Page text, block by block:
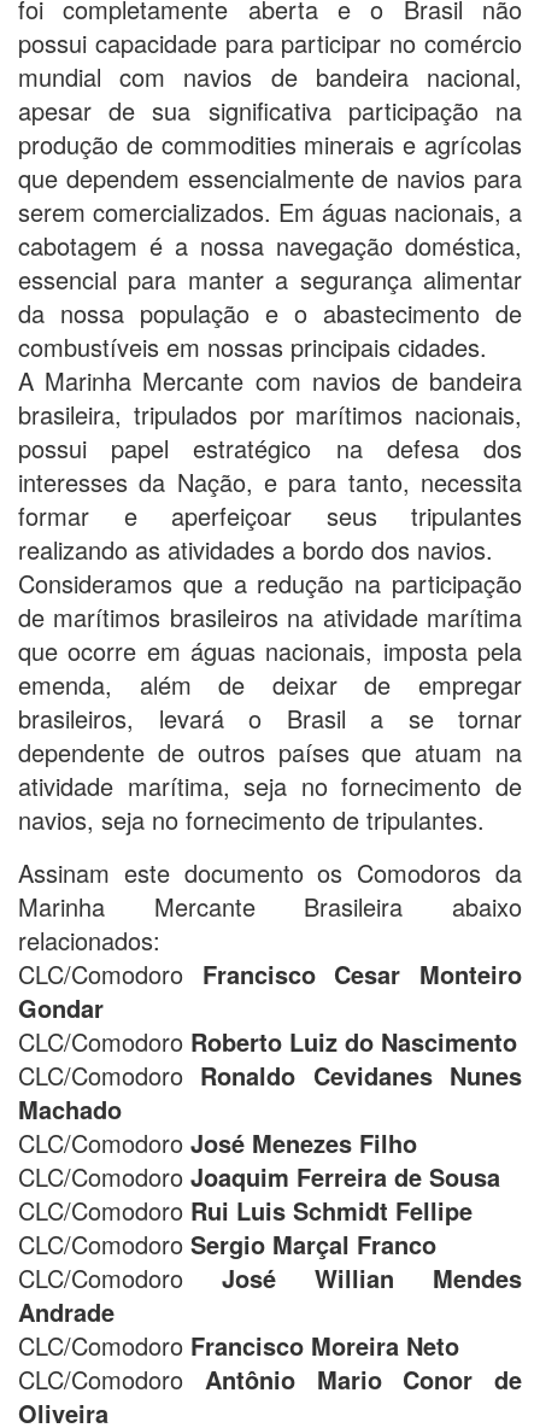
foi completamente aberta e o Brasil não
possui capacidade para participar no comércio
mundial com navios de bandeira nacional,
apesar de sua significativa participação na
produção de commodities minerais e agrícolas
que dependem essencialmente de navios para
serem comercializados. Em águas nacionais, a
cabotagem é a nossa navegação doméstica,
essencial para manter a segurança alimentar
da nossa população e o abastecimento de
combustíveis em nossas principais cidades.
A Marinha Mercante com navios de bandeira
brasileira, tripulados por marítimos nacionais,
possui papel estratégico na defesa dos
interesses da Nação, e para tanto, necessita
formar e aperfeiçoar seus tripulantes
realizando as atividades a bordo dos navios.
Consideramos que a redução na participação
de marítimos brasileiros na atividade marítima
que ocorre em águas nacionais, imposta pela
emenda, além de deixar de empregar
brasileiros, levará o Brasil a se tornar
dependente de outros países que atuam na
atividade marítima, seja no fornecimento de
navios, seja no fornecimento de tripulantes.
Assinam este documento os Comodoros da
Marinha Mercante Brasileira abaixo
relacionados:
CLC/Comodoro Francisco Cesar Monteiro
Gondar
CLC/Comodoro Roberto Luiz do Nascimento
CLC/Comodoro Ronaldo Cevidanes Nunes
Machado
CLC/Comodoro José Menezes Filho
CLC/Comodoro Joaquim Ferreira de Sousa
CLC/Comodoro Rui Luis Schmidt Fellipe
CLC/Comodoro Sergio Marçal Franco
CLC/Comodoro José Willian Mendes
Andrade
CLC/Comodoro Francisco Moreira Neto
CLC/Comodoro Antônio Mario Conor de
Oliveira